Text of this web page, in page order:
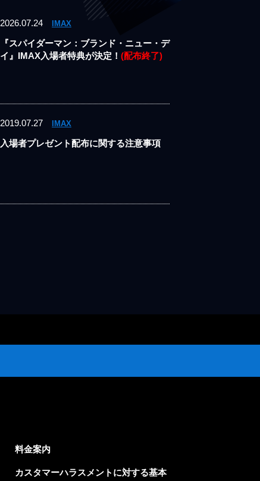
2026.07.24 IMAX
『スパイダーマン：ブランド・ニュー・デ
イ』IMAX入場者特典が決定！ (配布終了)
2019.07.27 IMAX
入場者プレゼント配布に関する注意事項
料金案内
カスタマーハラスメントに対する基本